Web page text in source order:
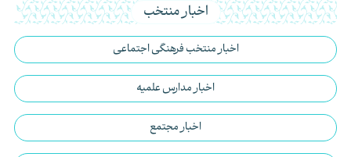
اخبار منتخب
اخبار منتخب فرهنگی اجتماعی
اخبار مدارس علمیه
اخبار مجتمع